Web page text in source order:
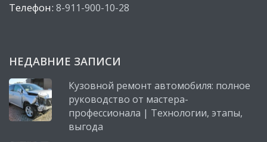
Телефон: 8-911-900-10-28
НЕДАВНИЕ ЗАПИСИ
Кузовной ремонт автомобиля: полное
руководство от мастера-
профессионала | Технологии, этапы,
выгода